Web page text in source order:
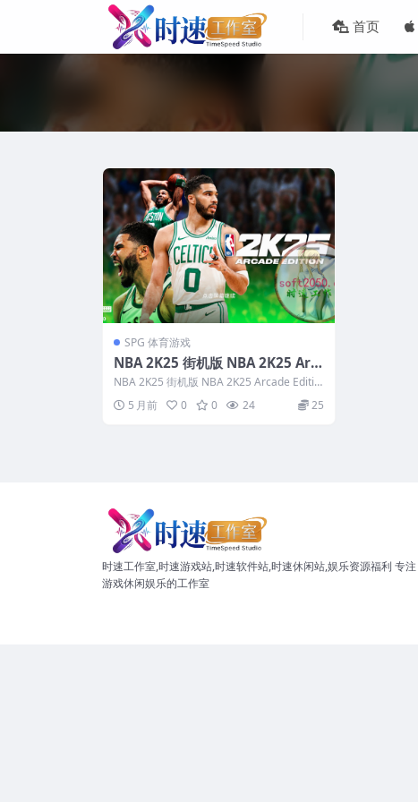
首页
SPG 体育游戏
NBA 2K25 街机版 NBA 2K25 Arc
ade Edition MAC游戏 苹果电脑游
戏 适配苹果OS系统macOS
NBA 2K25 街机版 NBA 2K25 Arcade Editio
5 月前 0 0 24 25
时速工作室,时速游戏站,时速软件站,时速休闲站,娱乐资源福利 专注
游戏休闲娱乐的工作室